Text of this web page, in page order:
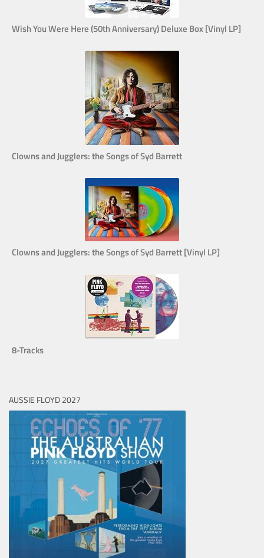
Wish You Were Here (50th Anniversary) Deluxe Box [Vinyl LP]
Clowns and Jugglers: the Songs of Syd Barrett
Clowns and Jugglers: the Songs of Syd Barrett [Vinyl LP]
8-Tracks
AUSSIE FLOYD 2027